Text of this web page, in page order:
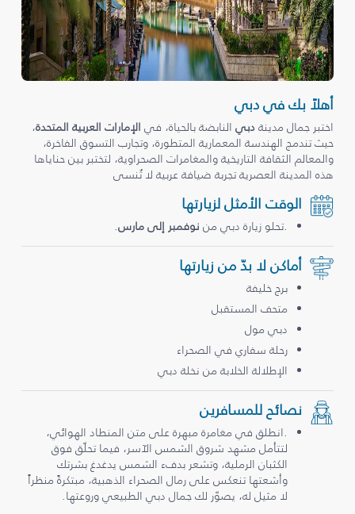
أهلاً بك في دبي
اختبر جمال مدينةدبيالنابضة بالحياة، في الإمارات العربية المتحدة،
حيث تندمج الهندسة المعمارية المتطورة، وتجارب التسوق الفاخرة،
والمعالم الثقافة التاريخية والمغامرات الصحراوية، لتختبر بين حناياها
هذه المدينة العصرية تجربة ضيافة عربية لا تُنسى
الوقت الأمثل لزيارتها
.تحلو زيارة دبي من نوفمبر إلى مارس.
أماكن لا بدّ من زيارتها
برج خليفة
متحف المستقبل
دبي مول
رحلة سفاري في الصحراء
الإطلالة الخلابة من نخلة دبي
نصائح للمسافرين
.انطلق في مغامرة مبهرة على متن المنطاد الهوائي،
لتتأمل مشهد شروق الشمس الآسر، فيما تحلّق فوق
الكثبان الرملية، وتشعر بدفء الشمس يدغدغ بشرتك
وأشعتها تنعكس على رمال الصحراء الذهبية، مبتكرةً منظراً
لا مثيل له، يصوّر لك جمال دبي الطبيعي وروعتها.